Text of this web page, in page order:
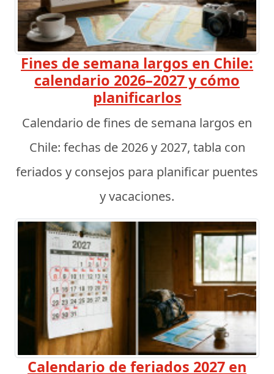
Fines de semana largos en Chile:
calendario 2026–2027 y cómo
planificarlos
Calendario de fines de semana largos en
Chile: fechas de 2026 y 2027, tabla con
feriados y consejos para planificar puentes
y vacaciones.
Calendario de feriados 2027 en